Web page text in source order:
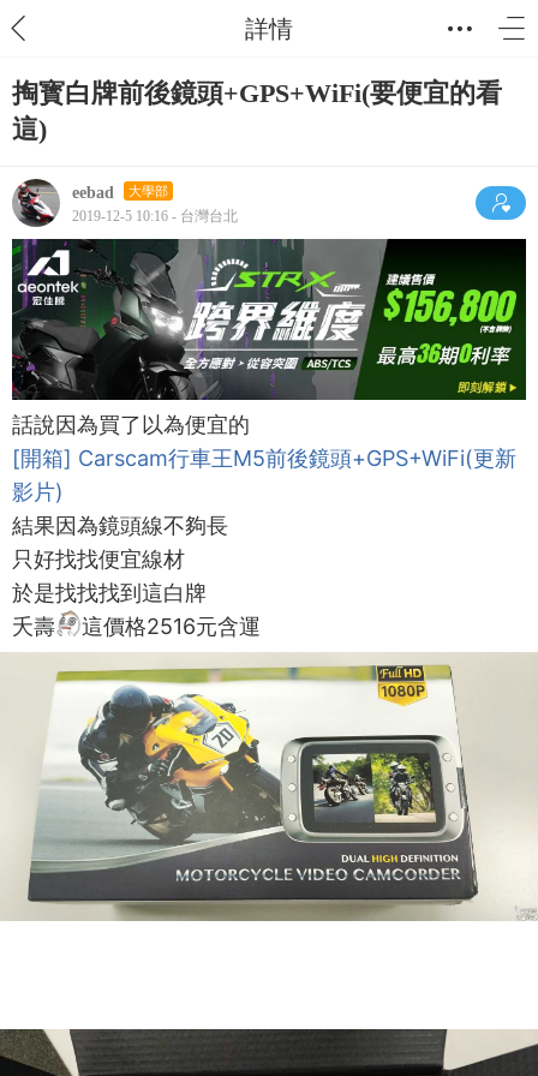
詳情
掏寳白牌前後鏡頭+GPS+WiFi(要便宜的看
這)
eebad 大學部
2019-12-5 10:16 - 台灣台北
話說因為買了以為便宜的
[開箱] Carscam行車王M5前後鏡頭+GPS+WiFi(更新
影片)
結果因為鏡頭線不夠長
只好找找便宜線材
於是找找找到這白牌
夭壽
這價格2516元含運